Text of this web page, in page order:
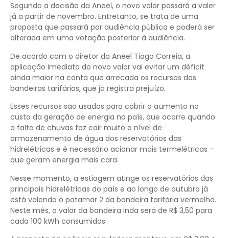
Segundo a decisão da Aneel, o novo valor passará a valer
já a partir de novembro. Entretanto, se trata de uma
proposta que passará por audiência pública e poderá ser
alterada em uma votação posterior à audiência.
De acordo com o diretor da Aneel Tiago Correia, a
aplicação imediata do novo valor vai evitar um déficit
ainda maior na conta que arrecada os recursos das
bandeiras tarifárias, que já registra prejuízo.
Esses recursos são usados para cobrir o aumento no
custo da geração de energia no país, que ocorre quando
a falta de chuvas faz cair muito o nível de
armazenamento de água dos reservatórios das
hidrelétricas e é necessário acionar mais termelétricas –
que geram energia mais cara.
Nesse momento, a estiagem atinge os reservatórios das
principais hidrelétricas do país e ao longo de outubro já
está valendo o patamar 2 da bandeira tarifária vermelha.
Neste mês, o valor da bandeira inda será de R$ 3,50 para
cada 100 kWh consumidos